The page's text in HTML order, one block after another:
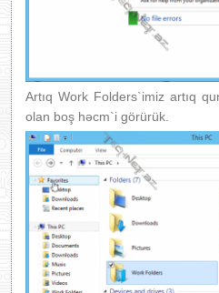
Artıq Work Folders`imiz artıq
olan boş həcm`i görürük.